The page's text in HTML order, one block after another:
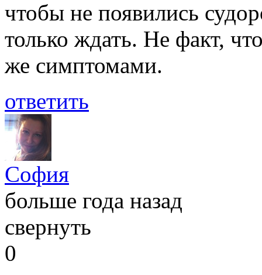
чтобы не появились
только ждать. Не факт,
же симптомами.
ответить
София
больше года назад
свернуть
0